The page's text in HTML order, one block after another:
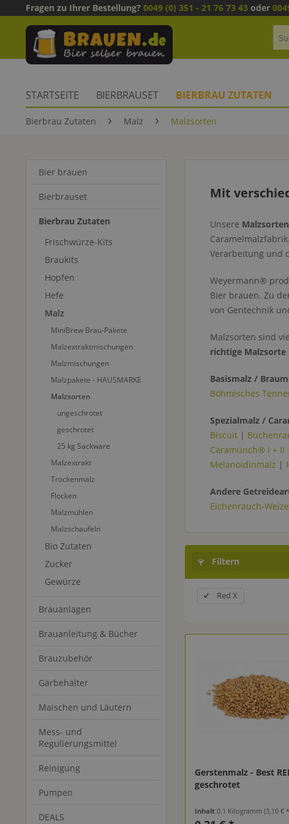
Fragen zu Ihrer Bestellung? 0049 (0) 351 - 21 76 73 43 oder
STARTSEITE BIERBRAUSET BIERBRAU ZUTATEN
Bierbrau Zutaten Malz Malzsorten
Bier brauen
Bierbrauset
Bierbrau Zutaten
Frischwürze-Kits
Braukits
Hopfen
Hefe
Malz
MiniBrew Brau-Pakete
Malzextraktmischungen
Malzmischungen
Malzpakete - HAUSMARKE
Malzsorten
ungeschrotet
geschrotet
25 kg Sackware
Malzextrakt
Trockenmalz
Flocken
Malzmühlen
Malzschaufeln
Bio Zutaten
Zucker
Gewürze
Brauanlagen
Brauanleitung & Bücher
Brauzubehör
Gärbehälter
Maischen und Läutern
Mess- und
Regulierungsmittel
Reinigung
Pumpen
DEALS
Mit
Unsere Malzsorten
Verarbeitung und
Weyermann®
Bier brauen. Zu
von Gentechnik
Malzsorten sind
richtige Malzsorte
Basismalz /
Böhmisches
Spezialmalz /
Biscuit |
Caramünch® I + II
Melanoidinmalz |
Andere
Eichenrauch-
Filtern
Red X
Gerstenmalz - Best
geschrotet
Inhalt0.1 Kilogramm(3,10 € * / 1